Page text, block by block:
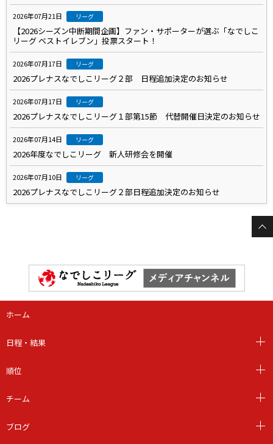
2026年07月21日 リーグ
【2026シーズン中断期間企画】ファン・サポーターが選ぶ「なでしこ
リーグ ベストイレブン」投票スタート！
2026年07月17日 リーグ
2026プレナスなでしこリーグ２部 日程追加決定のお知らせ
2026年07月17日 リーグ
2026プレナスなでしこリーグ１部第15節 代替開催日決定のお知らせ
2026年07月14日 リーグ
2026年度なでしこリーグ 新人研修会を開催
2026年07月10日 リーグ
2026プレナスなでしこリーグ２部日程追加決定のお知らせ
ホーム
日程・結果
順位
チーム
ブログ